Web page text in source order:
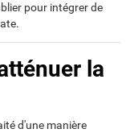
pour intégrer de
la
d'une manière